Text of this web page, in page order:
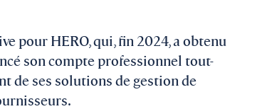
pour HERO, qui, fin 2024, a obtenu
son compte professionnel tout-
de ses solutions de gestion de